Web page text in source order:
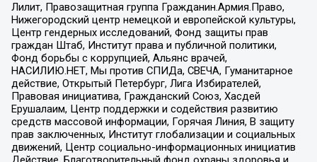
Лилит, Правозащитная группа Гражданин.Армия.Право,
Нижегородский центр немецкой и европейской культуры,
Центр гендерных исследований, Фонд защиты прав
граждан Штаб, Институт права и публичной политики,
Фонд борьбы с коррупцией, Альянс врачей,
НАСИЛИЮ.НЕТ, Мы против СПИДа, СВЕЧА, Гуманитарное
действие, Открытый Петербург, Лига Избирателей,
Правовая инициатива, Гражданский Союз, Хасдей
Ерушалаим, Центр поддержки и содействия развитию
средств массовой информации, Горячая Линия, В защиту
прав заключенных, Институт глобализации и социальных
движений, Центр социально-информационных инициатив